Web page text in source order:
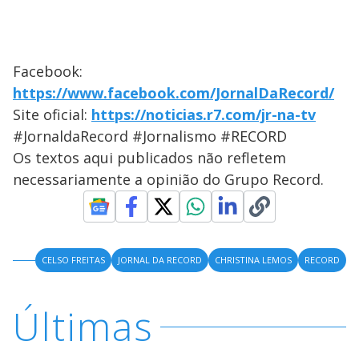
Facebook:
https://www.facebook.com/JornalDaRecord/
Site oficial: https://noticias.r7.com/jr-na-tv
#JornaldaRecord #Jornalismo #RECORD
Os textos aqui publicados não refletem
necessariamente a opinião do Grupo Record.
CELSO FREITAS JORNAL DA RECORD CHRISTINA LEMOS RECORD
Últimas